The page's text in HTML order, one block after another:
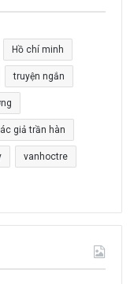
c
h
o
:
Hồ chí minh
truyện ngắn
giả trần hàn
vanhoctre